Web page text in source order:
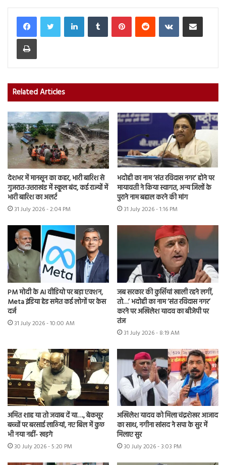
LinkedInTumblr PinterestReddit VKontakteShare via Email
Print
Related Articles
देशभर में मानसून का कहर, भारी बारिश से
गुजरात-उत्तराखंड में स्कूल बंद, कई राज्यों में
भारी बारिश का अलर्ट
31 July 2026 - 2:04 PM
भदोही का नाम ‘संत रविदास नगर’ होने पर
मायावती ने किया स्वागत, अन्य जिलों के
पुराने नाम बहाल करने की मांग
31 July 2026 - 1:16 PM
PM मोदी के AI वीडियो पर बड़ा एक्शन,
Meta इंडिया हेड समेत कई लोगों पर केस
दर्ज
31 July 2026 - 10:00 AM
जब सरकार की कुर्सियां खाली रहने लगीं,
तो…’ भदोही का नाम ‘संत रविदास नगर’
करने पर अखिलेश यादव का बीजेपी पर
तंज
31 July 2026 - 8:19 AM
अमित शाह या तो जवाब दें या…., बेकसूर
बच्चों पर बरसाई लाठियां, नए बिल में कुछ
भी नया नहीं- खड़गे
30 July 2026 - 5:20 PM
अखिलेश यादव को मिला चंद्रशेखर आजाद
का साथ, नगीना सांसद ने सपा के सुर में
मिलाए सुर
30 July 2026 - 3:03 PM